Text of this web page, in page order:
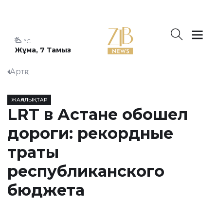
Жұма, 7 Тамыз
°C
Артқа
ЖАҢАЛЫҚТАР
LRT в Астане обошел
дороги: рекордные
траты
республиканского
бюджета